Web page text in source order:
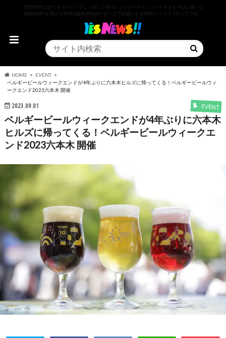
YESNEWSは全てをポジティブに、楽しく明るいエンターテインメントネタを中心に様々な
最新情報やお役立ち情報を編集部独自の切り口でお届けするWEBニュースメディアです。
HOME
EVENT
ベルギービールウィークエンドが4年ぶりに六本木ヒルズに帰ってくる！ベルギービールウィ
ークエンド2023六本木 開催
2023.09.01 EVENT
ベルギービールウィークエンドが4年ぶりに六本木
ヒルズに帰ってくる！ベルギービールウィークエ
ンド2023六本木 開催